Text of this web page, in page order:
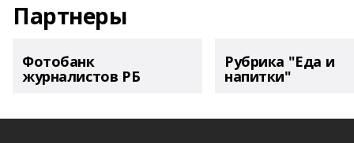
Партнеры
Фотобанк
журналистов РБ
Рубрика "Еда и
напитки"